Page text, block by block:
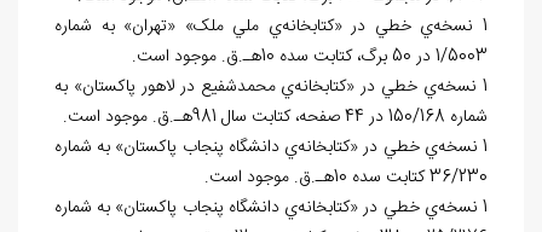
1 نسخه‌ي خطي در «کتابخانه‌ي ملي ملک» «تهران» به شماره
1/5003 در 50 برگ، کتابت سده 10هـ.ق. موجود است.
1 نسخه‌ي خطي در «کتابخانه‌ي محمدشفيع در لاهور پاکستان» به
شماره 150/168 در 44 صفحه، کتابت سال 981هـ.ق. موجود است.
1 نسخه‌ي خطي در «کتابخانه‌ي دانشگاه پنجاب پاکستان» به شماره
36/230 کتابت سده 10هـ.ق. موجود است.
1 نسخه‌ي خطي در «کتابخانه‌ي دانشگاه پنجاب پاکستان» به شماره